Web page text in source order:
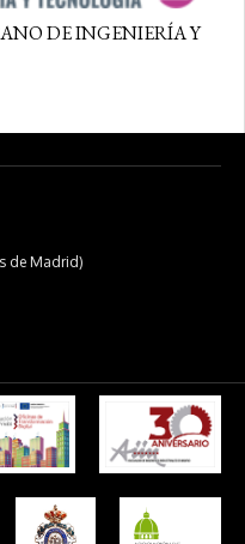
DE INGENIERÍA Y
de Madrid)